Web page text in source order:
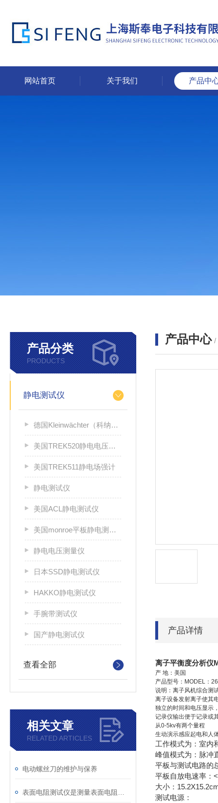
网站首页 关于我们 产品中
产品分类
PRODUCTS
静电测试仪
德国Kleinwächter（科纳沃茨特）静电测试仪
美国TREK520静电电压测试仪
美国TREK511静电场强计
静电测试仪
美国ACL静电测试仪
美国monroe平板静电测试仪
静电电压测量仪
日本SSD静电测试仪
HAKKO静电测试仪
手腕带测试仪
国产静电测试仪
查看全部
相关文章
RELATED ARTICLES
电动螺丝刀的维护与保养
产品中心 /
产品详情
离子平衡度分析仪
产 地：美国
产品型号：MODEL：
说明：离子风机综合测
离子设备发射离子使其
独立的时间和电压显示
记录仪输出便于记录或
从0-5kv有两个量程
生动演示感应起电和人
工作模式为：室内
峰值模式为：脉冲
平板与测试电路的
平板自放电速率：
大小：
测试电源：